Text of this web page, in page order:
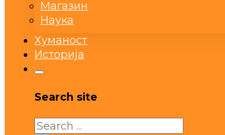
Магазин
Наука
Хуманост
Историја
Search site
Search